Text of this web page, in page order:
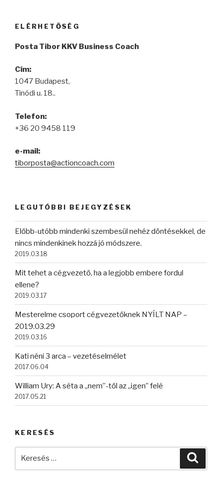
ELÉRHETŐSÉG
Posta Tibor KKV Business Coach
Cím:
1047 Budapest,
Tinódi u. 18..
Telefon:
+36 20 9458 119
e-mail:
tiborposta@actioncoach.com
LEGUTÓBBI BEJEGYZÉSEK
Előbb-utóbb mindenki szembesül nehéz döntésekkel, de
nincs mindenkinek hozzá jó módszere.
2019.03.18
Mit tehet a cégvezető, ha a legjobb embere fordul
ellene?
2019.03.17
Mesterelme csoport cégvezetőknek NYÍLT NAP –
2019.03.29
2019.03.16
Kati néni 3 arca – vezetéselmélet
2017.06.04
William Ury: A séta a „nem”-től az „igen” felé
2017.05.21
KERESÉS